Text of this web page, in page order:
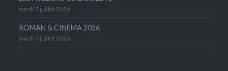
mardi 7 juillet 2026
ROMAN & CINEMA 2026
mardi 7 juillet 2026